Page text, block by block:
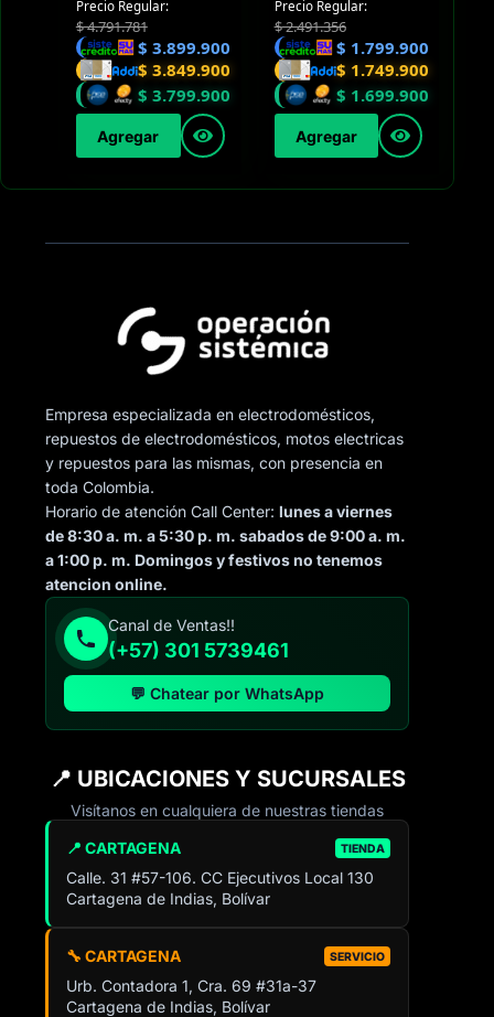
Precio Regular:
$4.791.781
$ 3.899.900
$ 3.849.900
$ 3.799.900
Agregar
Precio Regular:
$2.491.356
$ 1.799.900
$ 1.749.900
$ 1.699.900
Agregar
Empresa especializada en electrodomésticos,
repuestos de electrodomésticos, motos electricas
y repuestos para las mismas, con presencia en
toda Colombia.
Horario de atención Call Center:lunes a viernes
de 8:30 a. m. a 5:30 p. m. sabados de 9:00 a. m.
a 1:00 p. m. Domingos y festivos no tenemos
atencion online.
Canal de Ventas!!
(+57) 301 5739461
💬 Chatear por WhatsApp
📍 UBICACIONES Y SUCURSALES
Visítanos en cualquiera de nuestras tiendas
📍 CARTAGENA TIENDA
Calle. 31 #57-106. CC Ejecutivos Local 130
Cartagena de Indias, Bolívar
🔧 CARTAGENA SERVICIO
Urb. Contadora 1, Cra. 69 #31a-37
Cartagena de Indias, Bolívar